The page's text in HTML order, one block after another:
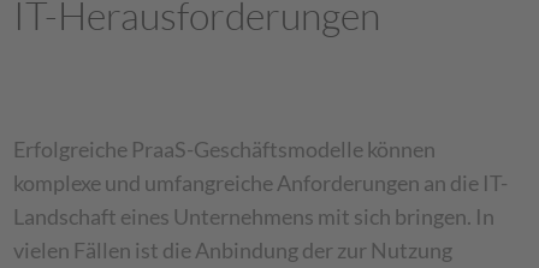
IT-Herausforderungen
Erfolgreiche PraaS-Geschäftsmodelle können
komplexe und umfangreiche Anforderungen an die IT-
Landschaft eines Unternehmens mit sich bringen. In
vielen Fällen ist die Anbindung der zur Nutzung